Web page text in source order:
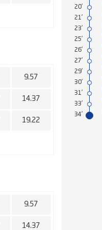
9.57
14.37
19.22
9.57
14.37
20'
21'
23'
25'
26'
27'
29'
30'
31'
33'
34'